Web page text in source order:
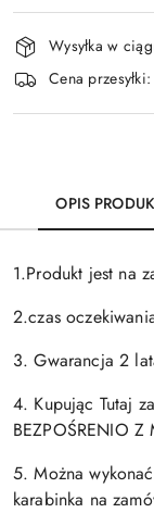
Dostępność
i
dostawa
Wysyłka w
Cena przesyłki:
OPIS
1.Produkt jest na
2.czas
3. Gwarancja 2
4. Kupując Tutaj
BEZPOŚRENIO
5. Można
karabinka na